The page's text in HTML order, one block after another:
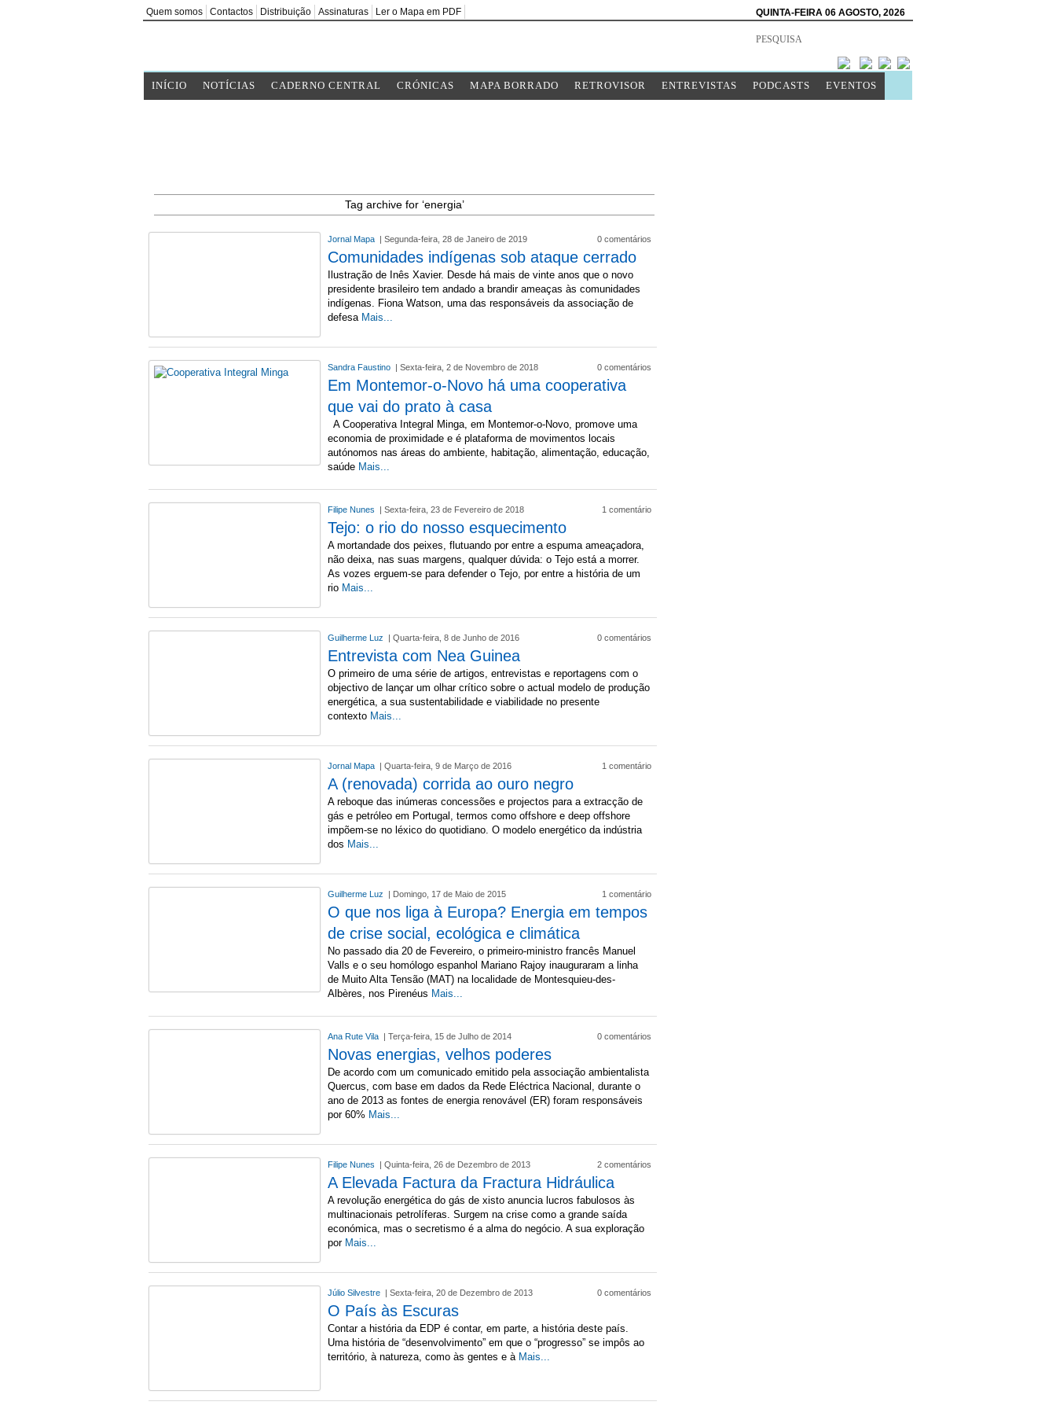
Quem somos Contactos Distribuição Assinaturas Ler o Mapa em PDF QUINTA-FEIRA 06 AGOSTO, 2026
INÍCIO NOTÍCIAS CADERNO CENTRAL CRÓNICAS MAPA BORRADO RETROVISOR ENTREVISTAS PODCASTS EVENTOS
Tag archive for ‘energia’
Jornal Mapa | Segunda-feira, 28 de Janeiro de 2019 0 comentários
Comunidades indígenas sob ataque cerrado
Ilustração de Inês Xavier. Desde há mais de vinte anos que o novo
presidente brasileiro tem andado a brandir ameaças às comunidades
indígenas. Fiona Watson, uma das responsáveis da associação de
defesa Mais...
Sandra Faustino | Sexta-feira, 2 de Novembro de 2018 0 comentários
Em Montemor-o-Novo há uma cooperativa
que vai do prato à casa
A Cooperativa Integral Minga, em Montemor-o-Novo, promove uma
economia de proximidade e é plataforma de movimentos locais
autónomos nas áreas do ambiente, habitação, alimentação, educação,
saúde Mais...
Filipe Nunes | Sexta-feira, 23 de Fevereiro de 2018 1 comentário
Tejo: o rio do nosso esquecimento
A mortandade dos peixes, flutuando por entre a espuma ameaçadora,
não deixa, nas suas margens, qualquer dúvida: o Tejo está a morrer.
As vozes erguem-se para defender o Tejo, por entre a história de um
rio Mais...
Guilherme Luz | Quarta-feira, 8 de Junho de 2016 0 comentários
Entrevista com Nea Guinea
O primeiro de uma série de artigos, entrevistas e reportagens com o
objectivo de lançar um olhar crítico sobre o actual modelo de produção
energética, a sua sustentabilidade e viabilidade no presente
contexto Mais...
Jornal Mapa | Quarta-feira, 9 de Março de 2016 1 comentário
A (renovada) corrida ao ouro negro
A reboque das inúmeras concessões e projectos para a extracção de
gás e petróleo em Portugal, termos como offshore e deep offshore
impõem-se no léxico do quotidiano. O modelo energético da indústria
dos Mais...
Guilherme Luz | Domingo, 17 de Maio de 2015 1 comentário
O que nos liga à Europa? Energia em tempos
de crise social, ecológica e climática
No passado dia 20 de Fevereiro, o primeiro-ministro francês Manuel
Valls e o seu homólogo espanhol Mariano Rajoy inauguraram a linha
de Muito Alta Tensão (MAT) na localidade de Montesquieu-des-
Albères, nos Pirenéus Mais...
Ana Rute Vila | Terça-feira, 15 de Julho de 2014 0 comentários
Novas energias, velhos poderes
De acordo com um comunicado emitido pela associação ambientalista
Quercus, com base em dados da Rede Eléctrica Nacional, durante o
ano de 2013 as fontes de energia renovável (ER) foram responsáveis
por 60% Mais...
Filipe Nunes | Quinta-feira, 26 de Dezembro de 2013 2 comentários
A Elevada Factura da Fractura Hidráulica
A revolução energética do gás de xisto anuncia lucros fabulosos às
multinacionais petrolíferas. Surgem na crise como a grande saída
económica, mas o secretismo é a alma do negócio. A sua exploração
por Mais...
Júlio Silvestre | Sexta-feira, 20 de Dezembro de 2013 0 comentários
O País às Escuras
Contar a história da EDP é contar, em parte, a história deste país.
Uma história de “desenvolvimento” em que o “progresso” se impôs ao
território, à natureza, como às gentes e à Mais...